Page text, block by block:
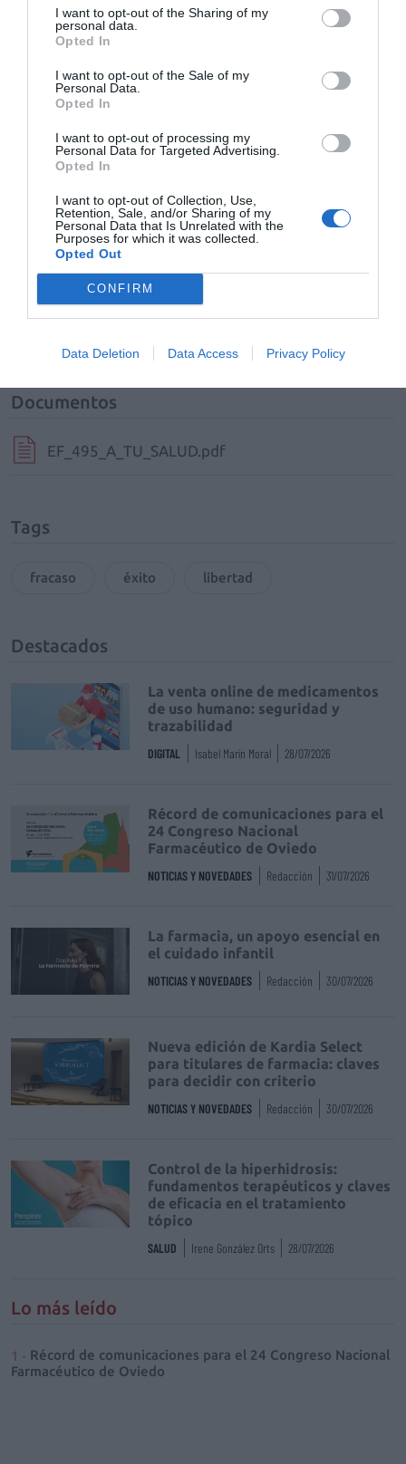
I want to opt-out of the Sharing of my
personal data.
Opted In
I want to opt-out of the Sale of my
Personal Data.
Opted In
I want to opt-out of processing my
Personal Data for Targeted Advertising.
Opted In
I want to opt-out of Collection, Use,
Retention, Sale, and/or Sharing of my
Personal Data that Is Unrelated with the
Purposes for which it was collected.
Opted Out
CONFIRM
Data Deletion Data Access Privacy Policy
Tema aparte es el resultado de las decisiones: el éxito o
el fracaso. Churchill, que, prometiéndole al pueblo
éxito y ganó una guerra, la Segunda Guerra Mundial,
fracasó en su intento de continuar en el poder, pues
A pesar de ello, y gracias al resultado de sus decisiones,
todos recuerdan su famosa frase (que incluso dio
Sweet and Tears); en cambio, nadie recuerda el nombre
del político que tuvo éxito cuando le ganó en las urnas.
AñadirEl Farmacéutico
de Google de forma gratuita
Mantente informado con las últimas noticias de actualidad.
Documentos
EF_495_A_TU_SALUD.pdf
Tags
fracaso éxito libertad
Destacados
La venta online de medicamentos
de uso humano: seguridad y
trazabilidad
DIGITAL Isabel Marín Moral 28/07/2026
Récord de comunicaciones para el
24 Congreso Nacional
Farmacéutico de Oviedo
NOTICIAS Y NOVEDADES Redacción 31/07/2026
La farmacia, un apoyo esencial en
el cuidado infantil
NOTICIAS Y NOVEDADES Redacción 30/07/2026
Nueva edición de Kardia Select
para titulares de farmacia: claves
para decidir con criterio
NOTICIAS Y NOVEDADES Redacción 30/07/2026
Control de la hiperhidrosis:
fundamentos terapéuticos y claves
de eficacia en el tratamiento
tópico
SALUD Irene González Orts 28/07/2026
Lo más leído
Récord de comunicaciones para el 24 Congreso Nacional
Farmacéutico de Oviedo